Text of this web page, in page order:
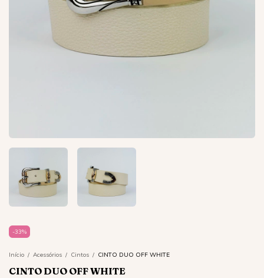
-33%
Início / Acessórios / Cintos / CINTO DUO OFF WHITE
CINTO DUO OFF WHITE